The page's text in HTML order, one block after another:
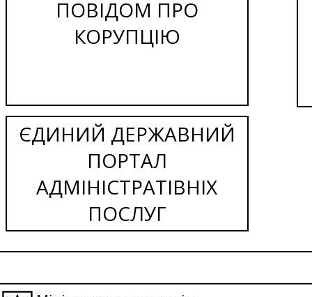
ПОВІДОМ ПРО
КОРУПЦІЮ
ЄДИНИЙ ДЕРЖАВНИЙ
ПОРТАЛ
АДМІНІСТРАТІВНІХ
ПОСЛУГ